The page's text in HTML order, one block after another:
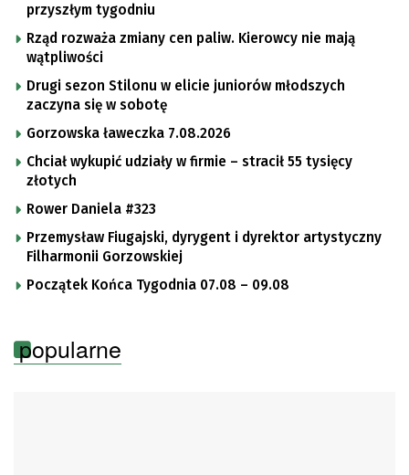
przyszłym tygodniu
Rząd rozważa zmiany cen paliw. Kierowcy nie mają
wątpliwości
Drugi sezon Stilonu w elicie juniorów młodszych
zaczyna się w sobotę
Gorzowska ławeczka 7.08.2026
Chciał wykupić udziały w firmie – stracił 55 tysięcy
złotych
Rower Daniela #323
Przemysław Fiugajski, dyrygent i dyrektor artystyczny
Filharmonii Gorzowskiej
Początek Końca Tygodnia 07.08 – 09.08
popularne